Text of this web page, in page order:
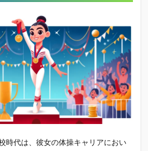
時代は、彼女の体操キャリアにおい